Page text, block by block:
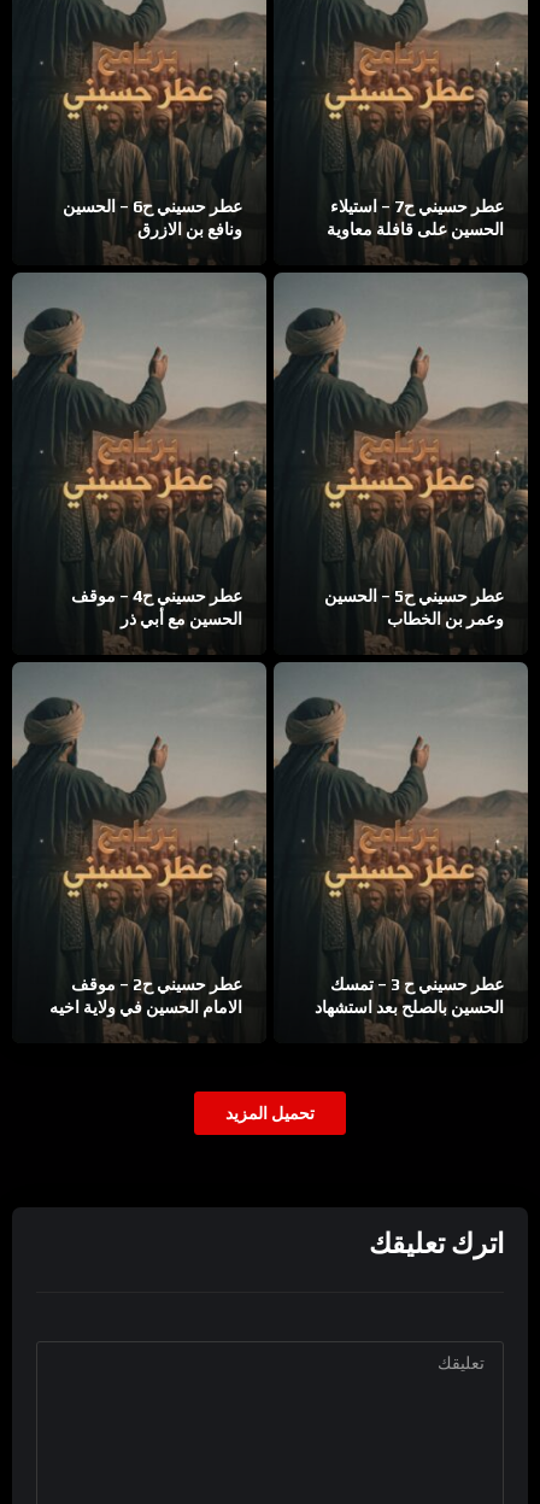
عطر حسيني ح7 – استيلاء
الحسين على قافلة معاوية
عطر حسيني ح6 – الحسين
ونافع بن الازرق
عطر حسيني ح5 – الحسين
وعمر بن الخطاب
عطر حسيني ح4 – موقف
الحسين مع أبي ذر
عطر حسيني ح 3 – تمسك
الحسين بالصلح بعد استشهاد
اخيه الحسن
عطر حسيني ح2 – موقف
الامام الحسين في ولاية اخيه
تحميل المزيد
اترك تعليقك